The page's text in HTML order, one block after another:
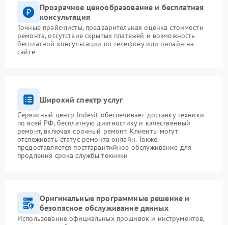
Прозрачное ценообразование и бесплатная
консультация
Точные прайс-листы, предварительная оценка стоимости
ремонта, отсутствие скрытых платежей и возможность
бесплатной консультации по телефону или онлайн на
сайте
Широкий спектр услуг
Сервисный центр Indesit обеспечивает доставку техники
по всей РФ, бесплатную диагностику и качественный
ремонт, включая срочный ремонт. Клиенты могут
отслеживать статус ремонта онлайн. Также
предоставляется постгарантийное обслуживание для
продления срока службы техники
Оригинальные программные решение и
безопасное обслуживание данных
Использование официальных прошивок и инструментов,